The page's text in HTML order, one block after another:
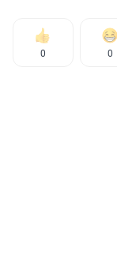
0 0